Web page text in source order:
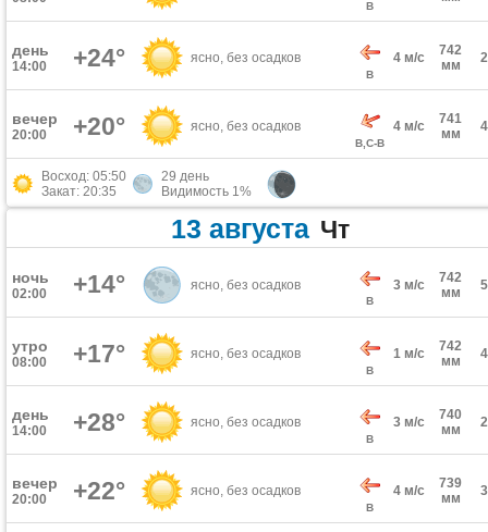
В
день
14:00 +24° ясно, без осадков
В
4 м/с
742
мм
вечер
20:00 +20° ясно, без осадков
В,С-В
4 м/с
741
мм
Восход: 05:50
Закат: 20:35
29 день
Видимость 1%
13 августа Чт
ночь
02:00 +14° ясно, без осадков
В
3 м/с
742
мм
утро
08:00 +17° ясно, без осадков
В
1 м/с
742
мм
день
14:00 +28° ясно, без осадков
В
3 м/с
740
мм
вечер
20:00 +22° ясно, без осадков
В
4 м/с
739
мм